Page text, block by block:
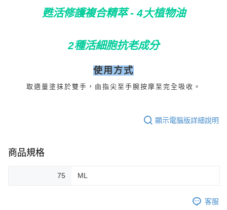
甦活修護複合精萃 - 4大植物油
2種活細胞抗老成分
使用方式
取適量塗抹於雙手，由指尖至手腕按摩至完全吸收。
顯示電腦版詳細說明
商品規格
75 ML
客服